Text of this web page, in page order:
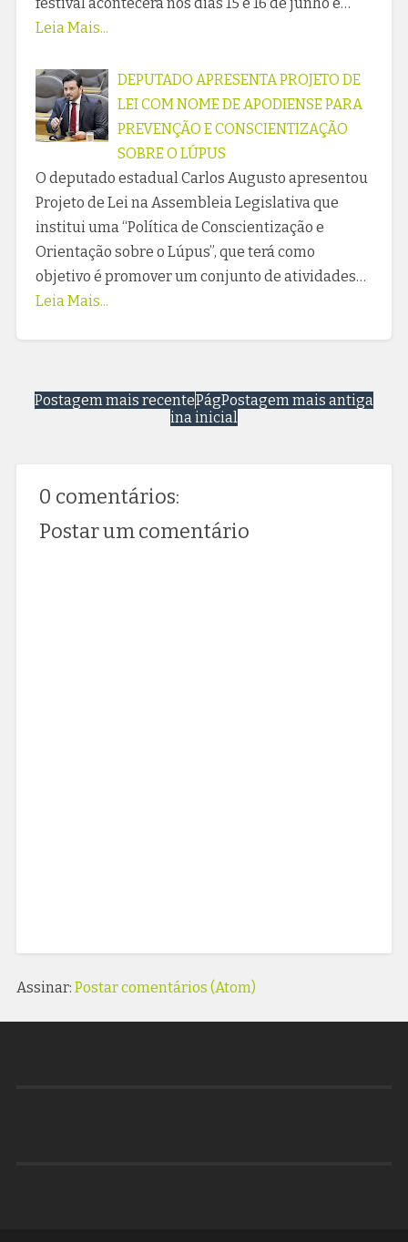
Leia Mais...
DEPUTADO APRESENTA PROJETO DE
LEI COM NOME DE APODIENSE PARA
PREVENÇÃO E CONSCIENTIZAÇÃO
SOBRE O LÚPUS
O deputado estadual Carlos Augusto apresentou
Projeto de Lei na Assembleia Legislativa que
institui uma “Política de Conscientização e
Orientação sobre o Lúpus”, que terá como
objetivo é promover um conjunto de atividades…
Leia Mais...
Postagem mais recente Postagem mais antiga
Pág
ina inicial
0 comentários:
Postar um comentário
Assinar: Postar comentários (Atom)